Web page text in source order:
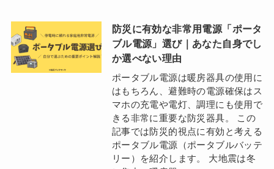
防災に有効な非常用電源「ポータ
ブル電源」選び｜あなた自身でし
か選べない理由
ポータブル電源は暖房器具の使用に
はもちろん、避難時の電源確保はス
マホの充電や電灯、調理にも使用で
きる非常に重要な防災器具。 この
記事では防災的視点に有効と考える
ポータブル電源（ポータブルバッテ
リー）を紹介します。 大地震は冬